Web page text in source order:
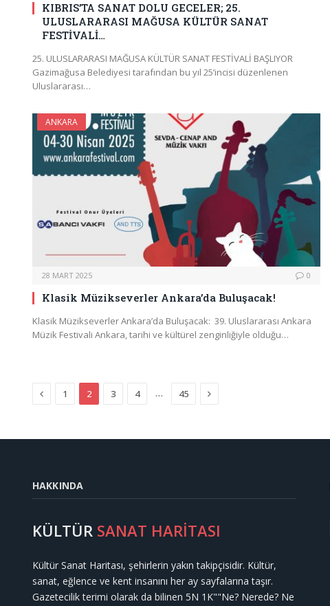
KIBRIS’TA SANAT DOLU GECELER; 25.
ULUSLARARASI MAĞUSA KÜLTÜR SANAT
FESTİVALİ…
25. ULUSLARARASI MAĞUSA KÜLTÜR SANAT FESTİVALİ BAŞLIYOR
Gazimağusa Belediyesi tarafından bu yıl 25’incisi düzenlenen
Uluslararası…
ANKARA
28 MART 2025 0
Klasik Müzikseverler Ankara’da Buluşacak!
Klasik Müzikseverler Ankara’da Buluşacak: 39. Uluslararası Ankara
Müzik Festivali Ankara, tarihi ve kültürel zenginliğiyle olduğu…
Previous
1 2 3 4 … 45 Next
HAKKINDA
KÜLTÜR SANAT HARİTASI
Kültür Sanat Haritası, şehirlerin yakın takipçisidir. Kültür,
sanat, eğlence ve kent insanını her ay sayfalarına taşır.
Gazetecilik terimi olarak da bilinen 5N 1K""Ne? Nerede? Ne